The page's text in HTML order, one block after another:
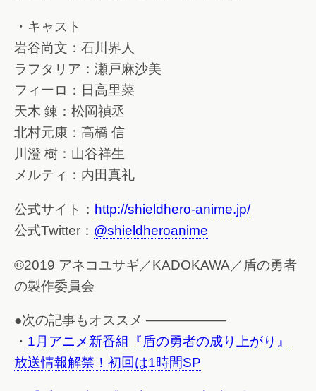
・キャスト
岩谷尚文：石川界人
ラフタリア：瀬戸麻沙美
フィーロ：日高里菜
天木 錬：松岡禎丞
北村元康：高橋 信
川澄 樹：山谷祥生
メルティ：内田真礼
公式サイト： http://shieldhero-anime.jp/
公式Twitter： @shieldheroanime
©2019 アネコユサギ／KADOKAWA／盾の勇者
の製作委員会
●次の記事もオススメ ——————
・ 1月アニメ新番組『盾の勇者の成り上がり』
放送情報解禁！初回は1時間SP